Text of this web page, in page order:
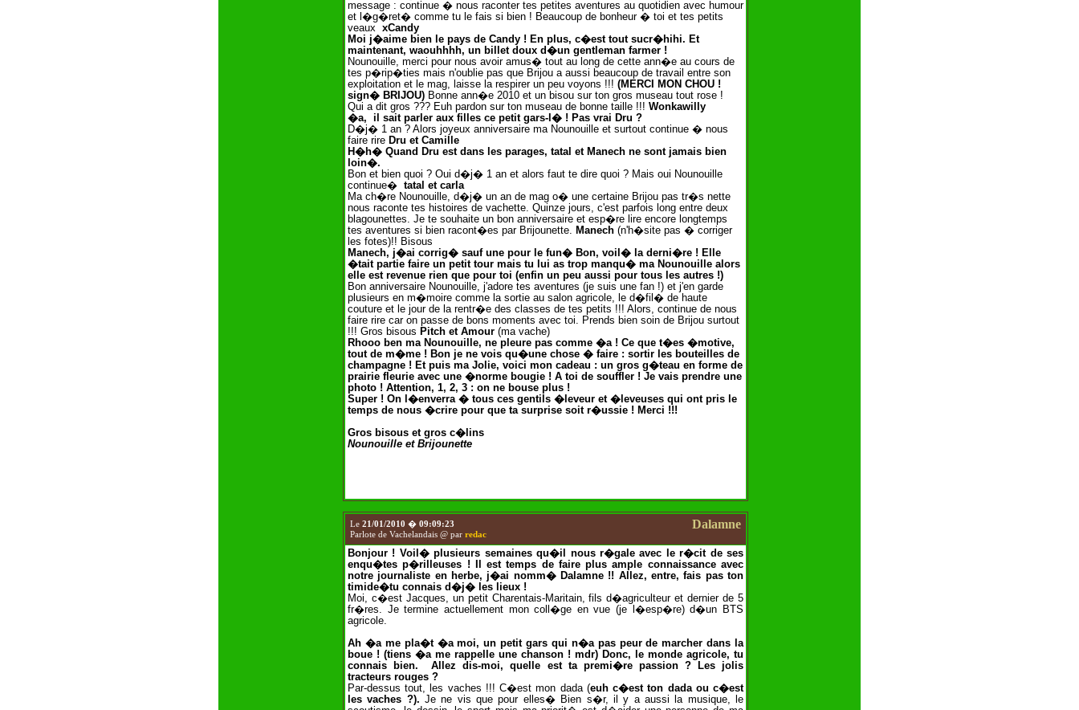
message : continue � nous raconter tes petites aventures au quotidien avec humour
et l�g�ret� comme tu le fais si bien ! Beaucoup de bonheur � toi et tes petits
veaux xCandy
Moi j�aime bien le pays de Candy ! En plus, c�est tout sucr�hihi. Et
maintenant, waouhhhh, un billet doux d�un gentleman farmer !
Nounouille, merci pour nous avoir amus� tout au long de cette ann�e au cours de
tes p�rip�ties mais n'oublie pas que Brijou a aussi beaucoup de travail entre son
exploitation et le mag, laisse la respirer un peu voyons !!! (MERCI MON CHOU !
sign� BRIJOU) Bonne ann�e 2010 et un bisou sur ton gros museau tout rose !
Qui a dit gros ??? Euh pardon sur ton museau de bonne taille !!! Wonkawilly
�a, il sait parler aux filles ce petit gars-l� ! Pas vrai Dru ?
D�j� 1 an ? Alors joyeux anniversaire ma Nounouille et surtout continue � nous
faire rire Dru et Camille
H�h� Quand Dru est dans les parages, tatal et Manech ne sont jamais bien
loin�.
Bon et bien quoi ? Oui d�j� 1 an et alors faut te dire quoi ? Mais oui Nounouille
continue� tatal et carla
Ma ch�re Nounouille, d�j� un an de mag o� une certaine Brijou pas tr�s nette
nous raconte tes histoires de vachette. Quinze jours, c'est parfois long entre deux
blagounettes. Je te souhaite un bon anniversaire et esp�re lire encore longtemps
tes aventures si bien racont�es par Brijounette. Manech (n'h�site pas � corriger
les fotes)!! Bisous
Manech, j�ai corrig� sauf une pour le fun� Bon, voil� la derni�re ! Elle
�tait partie faire un petit tour mais tu lui as trop manqu� ma Nounouille alors
elle est revenue rien que pour toi (enfin un peu aussi pour tous les autres !)
Bon anniversaire Nounouille, j'adore tes aventures (je suis une fan !) et j'en garde
plusieurs en m�moire comme la sortie au salon agricole, le d�fil� de haute
couture et le jour de la rentr�e des classes de tes petits !!! Alors, continue de nous
faire rire car on passe de bons moments avec toi. Prends bien soin de Brijou surtout
!!! Gros bisous Pitch et Amour (ma vache)
Rhooo ben ma Nounouille, ne pleure pas comme �a ! Ce que t�es �motive,
tout de m�me ! Bon je ne vois qu�une chose � faire : sortir les bouteilles de
champagne ! Et puis ma Jolie, voici mon cadeau : un gros g�teau en forme de
prairie fleurie avec une �norme bougie ! A toi de souffler ! Je vais prendre une
photo ! Attention, 1, 2, 3 : on ne bouse plus !
Super ! On l�enverra � tous ces gentils �leveur et �leveuses qui ont pris le
temps de nous �crire pour que ta surprise soit r�ussie ! Merci !!!
Gros bisous et gros c�lins
Nounouille et Brijounette
Le 21/01/2010 � 09:09:23
Parlote de Vachelandais @ par redac
Dalamne
Bonjour ! Voil� plusieurs semaines qu�il nous r�gale avec le r�cit de ses
enqu�tes p�rilleuses ! Il est temps de faire plus ample connaissance avec
notre journaliste en herbe, j�ai nomm� Dalamne !! Allez, entre, fais pas ton
timide�tu connais d�j� les lieux !
Moi, c�est Jacques, un petit Charentais-Maritain, fils d�agriculteur et dernier de 5
fr�res. Je termine actuellement mon coll�ge en vue (je l�esp�re) d�un BTS
agricole.
Ah �a me pla�t �a moi, un petit gars qui n�a pas peur de marcher dans la
boue ! (tiens �a me rappelle une chanson ! mdr) Donc, le monde agricole, tu
connais bien.
Allez dis-moi, quelle est ta premi�re passion ? Les jolis
tracteurs rouges ?
Par-dessus tout, les vaches !!! C�est mon dada (euh c�est ton dada ou c�est
les vaches ?).Je ne vis que pour elles� Bien s�r, il y a aussi la musique, le